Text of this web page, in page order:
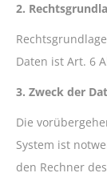
2.
Daten ist Art. 6
3. Zweck der
Die
System ist
den Rechner